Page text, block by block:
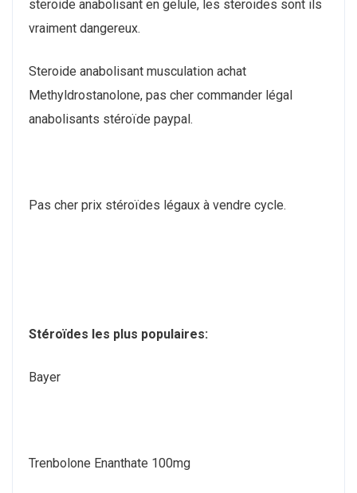
steroide anabolisant en gelule, les steroides sont ils
vraiment dangereux.
Steroide anabolisant musculation achat
Methyldrostanolone, pas cher commander légal
anabolisants stéroïde paypal.
Pas cher prix stéroïdes légaux à vendre cycle.
Stéroïdes les plus populaires:
Bayer
Trenbolone Enanthate 100mg